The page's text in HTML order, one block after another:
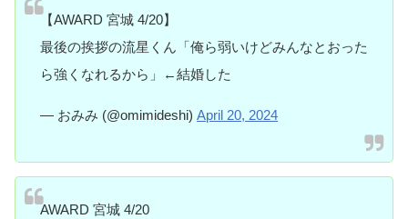
【AWARD 宮城 4/20】
最後の挨拶の流星くん「俺ら弱いけどみんなとおった
ら強くなれるから」←結婚した
— おみみ (@omimideshi) April 20, 2024
AWARD 宮城 4/20